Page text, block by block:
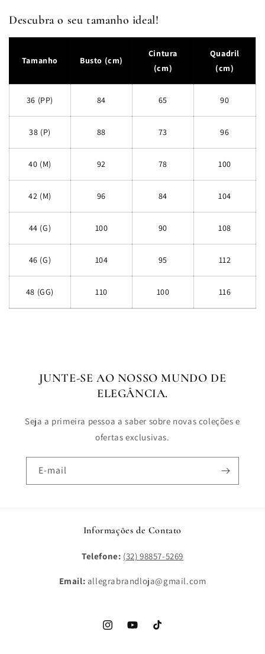
Descubra o seu tamanho ideal!
Tamanho Busto (cm)
Cintura
(cm)
Quadril
(cm)
36 (PP) 84 65 90
38 (P) 88 73 96
40 (M) 92 78 100
42 (M) 96 84 104
44 (G) 100 90 108
46 (G) 104 95 112
48 (GG) 110 100 116
JUNTE-SE AO NOSSO MUNDO DE
ELEGÂNCIA.
Seja a primeira pessoa a saber sobre novas coleções e
ofertas exclusivas.
E-mail
Informações de Contato
Telefone: (32) 98857-5269
Email: allegrabrandloja@gmail.com
InstagramYouTubeTikTok